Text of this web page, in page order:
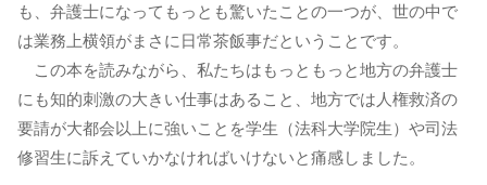
も、弁護士になってもっとも驚いたことの一つが、世の中で
は業務上横領がまさに日常茶飯事だということです。
この本を読みながら、私たちはもっともっと地方の弁護士
にも知的刺激の大きい仕事はあること、地方では人権救済の
要請が大都会以上に強いことを学生（法科大学院生）や司法
修習生に訴えていかなければいけないと痛感しました。